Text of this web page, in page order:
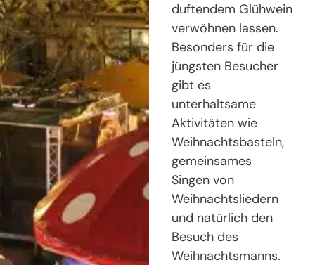
duftendem Glühwein
verwöhnen lassen.
Besonders für die
jüngsten Besucher
gibt es
unterhaltsame
Aktivitäten wie
Weihnachtsbasteln,
gemeinsames
Singen von
Weihnachtsliedern
und natürlich den
Besuch des
Weihnachtsmanns.